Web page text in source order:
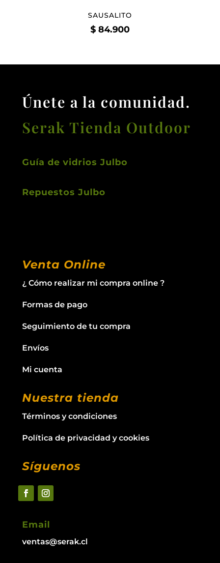
SAUSALITO
$84.900
Únete a la comunidad.
Serak Tienda Outdoor
Guía de vidrios Julbo
Repuestos Julbo
Venta Online
¿ Cómo realizar mi compra online ?
Formas de pago
Seguimiento de tu compra
Envíos
Mi cuenta
Nuestra tienda
Términos y condiciones
Política de privacidad y cookies
Síguenos
Email
ventas@serak.cl